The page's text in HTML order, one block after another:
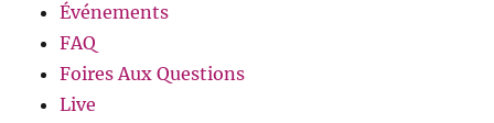
Événements
FAQ
Foires Aux Questions
Live